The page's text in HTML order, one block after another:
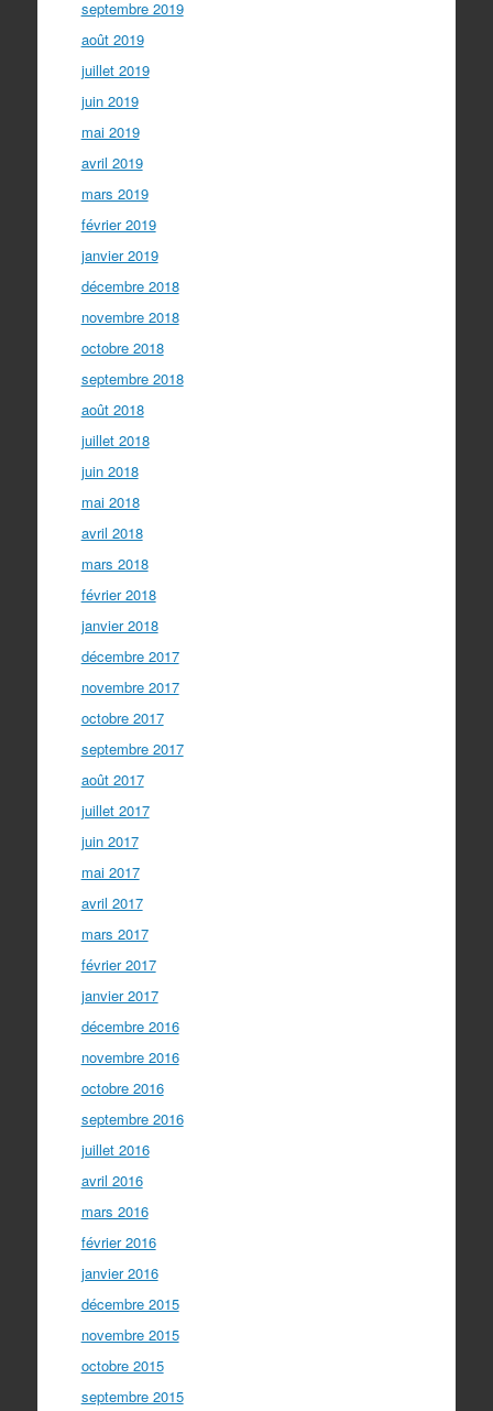
septembre 2019
août 2019
juillet 2019
juin 2019
mai 2019
avril 2019
mars 2019
février 2019
janvier 2019
décembre 2018
novembre 2018
octobre 2018
septembre 2018
août 2018
juillet 2018
juin 2018
mai 2018
avril 2018
mars 2018
février 2018
janvier 2018
décembre 2017
novembre 2017
octobre 2017
septembre 2017
août 2017
juillet 2017
juin 2017
mai 2017
avril 2017
mars 2017
février 2017
janvier 2017
décembre 2016
novembre 2016
octobre 2016
septembre 2016
juillet 2016
avril 2016
mars 2016
février 2016
janvier 2016
décembre 2015
novembre 2015
octobre 2015
septembre 2015